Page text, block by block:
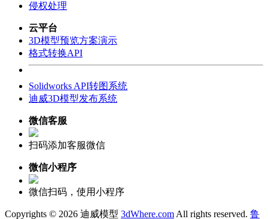
侵权处理
云平台
3D模型预览方案演示
格式转换API
Solidworks API转图系统
迪威3D模型发布系统
微信客服
扫码添加客服微信
微信小程序
微信扫码，使用小程序
Copyrights © 2026 迪威模型 3dWhere.com All rights reserved. 鲁